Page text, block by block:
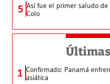
5 Así fue el primer saludo de
Colo
1 Confirmado: Panamá
asiática